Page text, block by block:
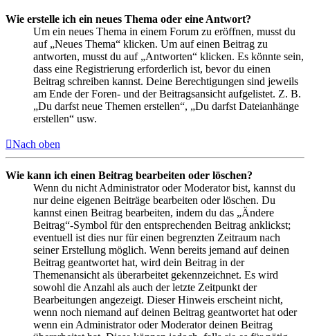
Wie erstelle ich ein neues Thema oder eine Antwort?
Um ein neues Thema in einem Forum zu eröffnen, musst du
auf „Neues Thema“ klicken. Um auf einen Beitrag zu
antworten, musst du auf „Antworten“ klicken. Es könnte sein,
dass eine Registrierung erforderlich ist, bevor du einen
Beitrag schreiben kannst. Deine Berechtigungen sind jeweils
am Ende der Foren- und der Beitragsansicht aufgelistet. Z. B.
„Du darfst neue Themen erstellen“, „Du darfst Dateianhänge
erstellen“ usw.
Nach oben
Wie kann ich einen Beitrag bearbeiten oder löschen?
Wenn du nicht Administrator oder Moderator bist, kannst du
nur deine eigenen Beiträge bearbeiten oder löschen. Du
kannst einen Beitrag bearbeiten, indem du das „Ändere
Beitrag“-Symbol für den entsprechenden Beitrag anklickst;
eventuell ist dies nur für einen begrenzten Zeitraum nach
seiner Erstellung möglich. Wenn bereits jemand auf deinen
Beitrag geantwortet hat, wird dein Beitrag in der
Themenansicht als überarbeitet gekennzeichnet. Es wird
sowohl die Anzahl als auch der letzte Zeitpunkt der
Bearbeitungen angezeigt. Dieser Hinweis erscheint nicht,
wenn noch niemand auf deinen Beitrag geantwortet hat oder
wenn ein Administrator oder Moderator deinen Beitrag